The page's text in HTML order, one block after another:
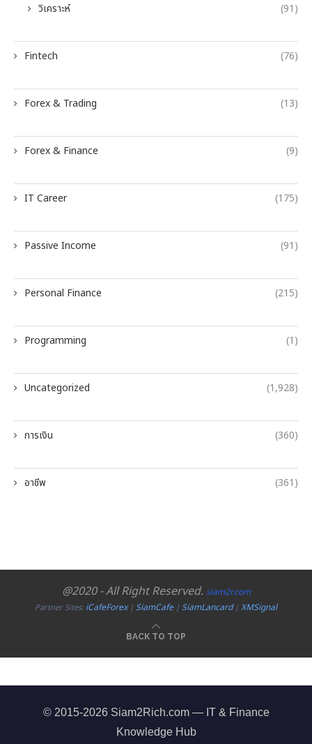
วิเคราะห์ (91)
Fintech (76)
Forex & Trading (13)
Forex & Finance (9)
IT Career (175)
Passive Income (91)
Personal Finance (215)
Programming (1)
Uncategorized (1,928)
การเงิน (360)
อาชีพ (361)
@2020 - All Right Reserved. siam2r.com
Partner Sites:iCafeForex|SiamCafe|SiamLancard|XMSignal
BACK TO TOP
© 2015-2026 Siam2Rich.com — IT & Finance
Knowledge Hub